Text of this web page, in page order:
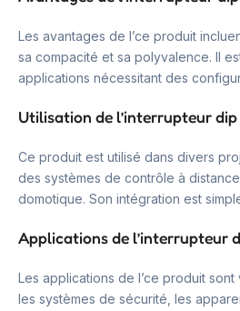
Les avantages de l’ce produit
sa compacité et sa polyvalence. Il
applications nécessitant des
Utilisation de l’interrupteur
Ce produit est utilisé dans divers
des systèmes de contrôle à
domotique. Son intégration est
Applications de l’interrupteur
Les applications de l’ce produit sont
les systèmes de sécurité, les